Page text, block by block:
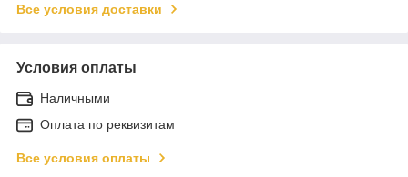
Все условия доставки
Условия оплаты
Наличными
Оплата по реквизитам
Все условия оплаты